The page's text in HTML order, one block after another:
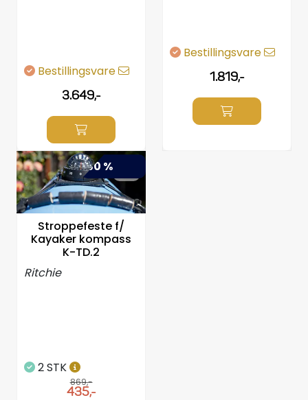
Bestillingsvare
3.649,-
Bestillingsvare
1.819,-
-50 %
Stroppefeste f/
Kayaker kompass
K-TD.2
Ritchie
2 STK
869,-
435,-